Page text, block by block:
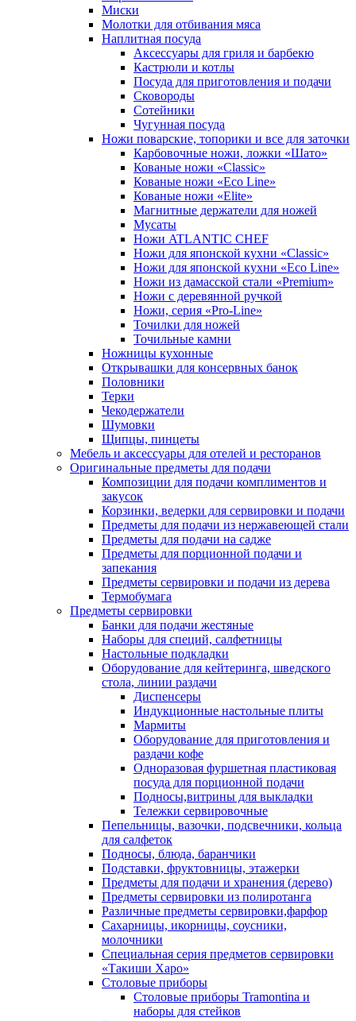
Миски
Молотки для отбивания мяса
Наплитная посуда
Аксессуары для гриля и барбекю
Кастрюли и котлы
Посуда для приготовления и подачи
Сковороды
Сотейники
Чугунная посуда
Ножи поварские, топорики и все для заточки
Карбовочные ножи, ложки «Шато»
Кованые ножи «Classic»
Кованые ножи «Eco Line»
Кованые ножи «Elite»
Магнитные держатели для ножей
Мусаты
Ножи ATLANTIC CHEF
Ножи для японской кухни «Classic»
Ножи для японской кухни «Eco Line»
Ножи из дамасской стали «Premium»
Ножи с деревянной ручкой
Ножи, серия «Pro-Line»
Точилки для ножей
Точильные камни
Ножницы кухонные
Открывашки для консервных банок
Половники
Терки
Чекодержатели
Шумовки
Щипцы, пинцеты
Мебель и аксессуары для отелей и ресторанов
Оригинальные предметы для подачи
Композиции для подачи комплиментов и
закусок
Корзинки, ведерки для сервировки и подачи
Предметы для подачи из нержавеющей стали
Предметы для подачи на садже
Предметы для порционной подачи и
запекания
Предметы сервировки и подачи из дерева
Термобумага
Предметы сервировки
Банки для подачи жестяные
Наборы для специй, салфетницы
Настольные подкладки
Оборудование для кейтеринга, шведского
стола, линии раздачи
Диспенсеры
Индукционные настольные плиты
Мармиты
Оборудование для приготовления и
раздачи кофе
Одноразовая фуршетная пластиковая
посуда для порционной подачи
Подносы,витрины для выкладки
Тележки сервировочные
Пепельницы, вазочки, подсвечники, кольца
для салфеток
Подносы, блюда, баранчики
Подставки, фруктовницы, этажерки
Предметы для подачи и хранения (дерево)
Предметы сервировки из полиротанга
Различные предметы сервировки,фарфор
Сахарницы, икорницы, соусники,
молочники
Специальная серия предметов сервировки
«Такиши Харо»
Столовые приборы
Столовые приборы Trаmоntina и
наборы для стейков